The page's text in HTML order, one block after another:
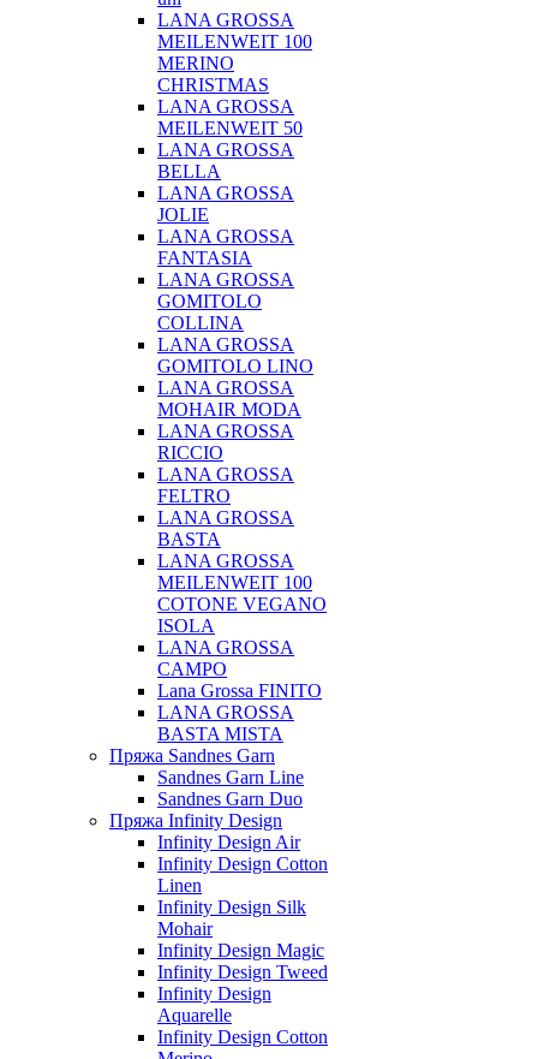
LANA GROSSA
MEILENWEIT 100
MERINO
CHRISTMAS
LANA GROSSA
MEILENWEIT 50
LANA GROSSA
BELLA
LANA GROSSA
JOLIE
LANA GROSSA
FANTASIA
LANA GROSSA
GOMITOLO
COLLINA
LANA GROSSA
GOMITOLO LINO
LANA GROSSA
MOHAIR MODA
LANA GROSSA
RICCIO
LANA GROSSA
FELTRO
LANA GROSSA
BASTA
LANA GROSSA
MEILENWEIT 100
COTONE VEGANO
ISOLA
LANA GROSSA
CAMPO
Lana Grossa FINITO
LANA GROSSA
BASTA MISTA
Пряжа Sandnes Garn
Sandnes Garn Line
Sandnes Garn Duo
Пряжа Infinity Design
Infinity Design Air
Infinity Design Cotton
Linen
Infinity Design Silk
Mohair
Infinity Design Magic
Infinity Design Tweed
Infinity Design
Aquarelle
Infinity Design Cotton